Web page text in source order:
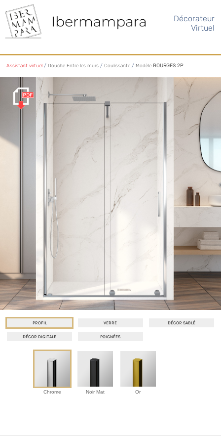
Décorateur
Virtuel
Assistant virtuel / Douche Entre les murs / Coulissante / Modèle BOURGES 2P
PROFIL VERRE DÉCOR SABLÉ
DÉCOR DIGITALE POIGNÉES
Chrome Noir Mat Or